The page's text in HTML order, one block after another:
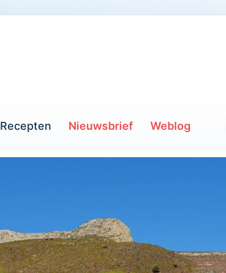
Recepten Nieuwsbrief Weblog